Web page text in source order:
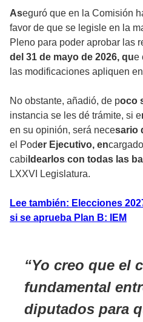
Aseguró que en la Comisión
favor de que se legisle en la
Pleno para poder aprobar las
del 31 de mayo de 2026, que
las modificaciones apliquen
No obstante, añadió, de poco
instancia se les dé trámite, si e
en su opinión, será necesario
el Poder Ejecutivo, en
cabi ldearlos con todas las
LXXVI Legislatura.
Lee también: Elecciones
si se aprueba Plan B: IEM
Yo creo que el
fundamental
diputados para